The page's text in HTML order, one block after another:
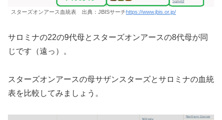
スターズオンアース血統表 出典：JBISサーチhttps://www.jbis.or.jp/
サロミナの22の9代母とスターズオンアースの8代母が同
じです（遠っ）。
スターズオンアースの母サザンスターズとサロミナの血統
表を比較してみましょう。